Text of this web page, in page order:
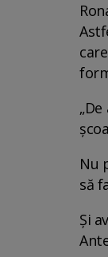
Nu
să
Și